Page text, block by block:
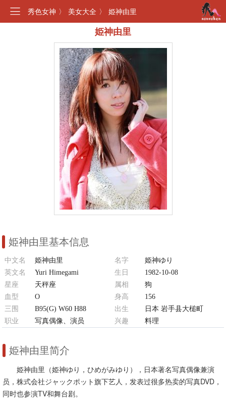
秀色女神 〉 美女大全 〉 姫神由里
姫神由里
姫神由里基本信息
中文名 姫神由里 名字
姫神ゆり
英文名
Yuri Himegami 生日
1982-10-08
星座
天秤座 属相
狗
血型
O 身高
156
三围
B95(G) W60 H88 出生
日本 岩手县大槌町
职业
写真偶像、演员 兴趣 料理
姫神由里简介
姫神由里（姫神ゆり，ひめがみゆり），日本著名写真偶像兼演
员，株式会社ジャックポット旗下艺人，发表过很多热卖的写真DVD，
同时也参演TV和舞台剧。